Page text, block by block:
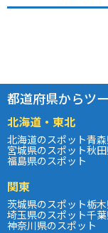
都道府県からツ
北海道・東北
北海道のスポット青
宮城県のスポット秋
福島県のスポット
関東
茨城県のスポット栃
埼玉県のスポット千
神奈川県のスポット